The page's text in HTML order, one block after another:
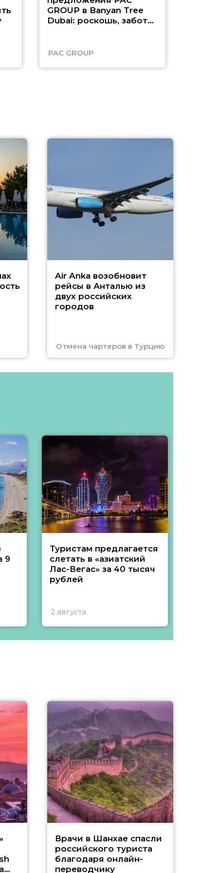
GROUP в Banyan Tree
Dubai: роскошь, забота
PAC GROUP
Air Anka возобновит
рейсы в Анталью из
двух российских
городов
Отмена чартеров в Турцию
9
Туристам предлагается
слетать в «азиатский
Лас-Вегас» за 40 тысяч
рублей
2 августа
Врачи в Шанхае спасли
российского туриста
благодаря онлайн-
переводчику